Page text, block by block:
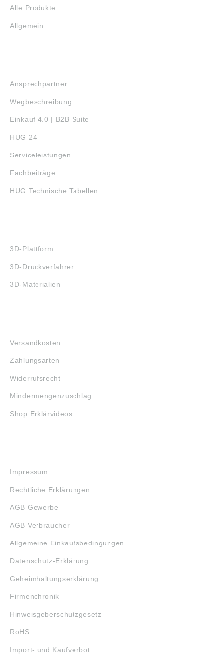
Alle Produkte
Allgemein
Ansprechpartner
Wegbeschreibung
Einkauf 4.0 | B2B Suite
HUG 24
Serviceleistungen
Fachbeiträge
HUG Technische Tabellen
3D-Plattform
3D-Druckverfahren
3D-Materialien
Versandkosten
Zahlungsarten
Widerrufsrecht
Mindermengenzuschlag
Shop Erklärvideos
Impressum
Rechtliche Erklärungen
AGB Gewerbe
AGB Verbraucher
Allgemeine Einkaufsbedingungen
Datenschutz-Erklärung
Geheimhaltungserklärung
Firmenchronik
Hinweisgeberschutzgesetz
RoHS
Import- und Kaufverbot